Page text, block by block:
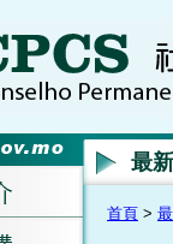
最
首頁 >